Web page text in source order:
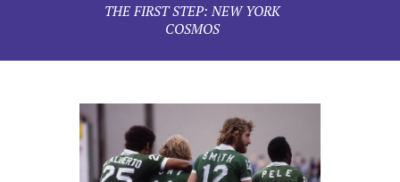
THE FIRST STEP: NEW YORK
COSMOS